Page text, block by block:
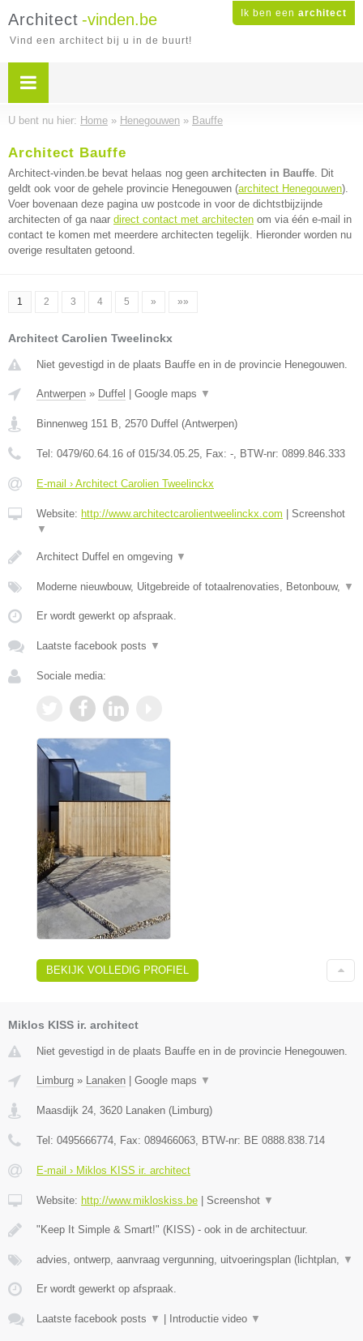
Ik ben een architect
Architect -vinden.be
Vind een architect bij u in de buurt!
U bent nu hier: Home » Henegouwen » Bauffe
Architect Bauffe
Architect-vinden.be bevat helaas nog geen architecten in Bauffe. Dit
geldt ook voor de gehele provincie Henegouwen (architect Henegouwen).
Voer bovenaan deze pagina uw postcode in voor de dichtstbijzijnde
architecten of ga naar direct contact met architecten om via één e-mail in
contact te komen met meerdere architecten tegelijk. Hieronder worden nu
overige resultaten getoond.
1 2 3 4 5 » »»
Architect Carolien Tweelinckx
Niet gevestigd in de plaats Bauffe en in de provincie Henegouwen.
Antwerpen » Duffel Google maps ▼
Binnenweg 151 B, 2570 Duffel (Antwerpen)
Tel: 0479/60.64.16 of 015/34.05.25, Fax: -, BTW-nr: 0899.846.333
E-mail › Architect Carolien Tweelinckx
Website: http://www.architectcarolientweelinckx.com
Screenshot
▼
Architect Duffel en omgeving ▼
Moderne nieuwbouw, Uitgebreide of totaalrenovaties, Betonbouw, ▼
Er wordt gewerkt op afspraak.
Laatste facebook posts ▼
Sociale media:
BEKIJK VOLLEDIG PROFIEL
Miklos KISS ir. architect
Niet gevestigd in de plaats Bauffe en in de provincie Henegouwen.
Limburg » Lanaken Google maps ▼
Maasdijk 24 3620 Lanaken ( Limburg)
Tel: 0495666774 , Fax: 089466063 , BTW-nr: BE 0888.838.714
E-mail › Miklos KISS ir. architect
Website: http://www.mikloskiss.be Screenshot ▼
"Keep It Simple & Smart!" (KISS) - ook in de architectuur.
advies, ontwerp, aanvraag vergunning, uitvoeringsplan (lichtplan, ▼
Er wordt gewerkt op afspraak.
Laatste facebook posts ▼ Introductie video ▼